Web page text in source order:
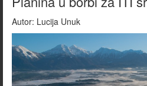
Autor: Lucija Unuk